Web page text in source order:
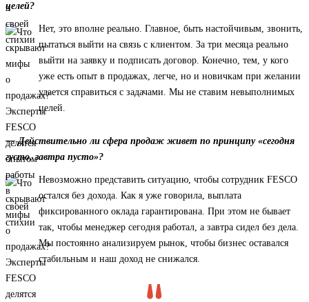
целей?
Нет, это вполне реально. Главное, быть настойчивым, звонить,
пытаться выйти на связь с клиентом. За три месяца реально
выйти на заявку и подписать договор. Конечно, тем, у кого
уже есть опыт в продажах, легче, но и новичкам при желании
удается справиться с задачами. Мы не ставим невыполнимых
целей.
— Действительно ли сфера продаж живет по принципу «сегодня
густо, завтра пусто»?
Невозможно представить ситуацию, чтобы сотрудник FESCO
остался без дохода. Как я уже говорила, выплата
фиксированного оклада гарантирована. При этом не бывает
так, чтобы менеджер сегодня работал, а завтра сидел без дела.
Мы постоянно анализируем рынок, чтобы бизнес оставался
стабильным и наш доход не снижался.